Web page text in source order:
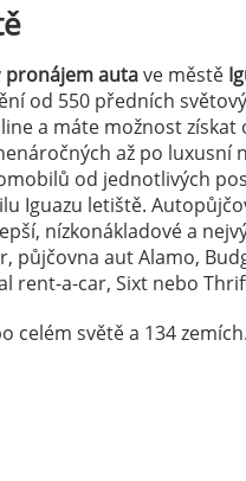
pronájem autave městě
od 550 předních
a máte možnost
až po
od jednotlivých
Iguazu letiště.
nízkonákladové a
půjčovna aut Alamo,
rent-a-car, Sixt nebo
celém světě a 134 zemích.